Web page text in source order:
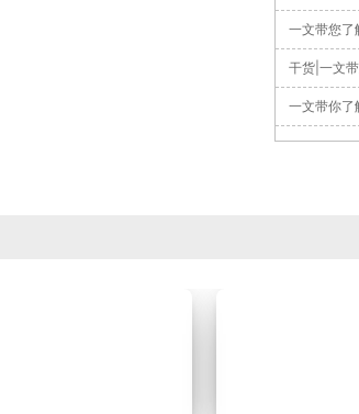
一文带您了
干货|一文
一文带你了